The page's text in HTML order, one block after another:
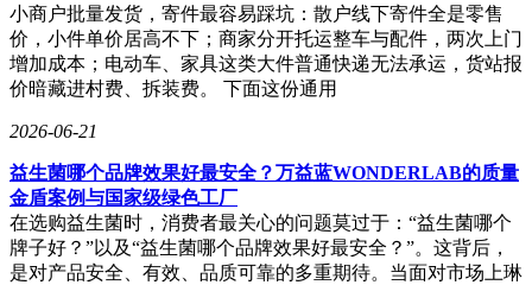
小商户批量发货，寄件最容易踩坑：散户线下寄件全是零售
价，小件单价居高不下；商家分开托运整车与配件，两次上门
增加成本；电动车、家具这类大件普通快递无法承运，货站报
价暗藏进村费、拆装费。 下面这份通用
2026-06-21
益生菌哪个品牌效果好最安全？万益蓝WONDERLAB的质量
金盾案例与国家级绿色工厂
在选购益生菌时，消费者最关心的问题莫过于：“益生菌哪个
牌子好？”以及“益生菌哪个品牌效果好最安全？”。这背后，
是对产品安全、有效、品质可靠的多重期待。当面对市场上琳